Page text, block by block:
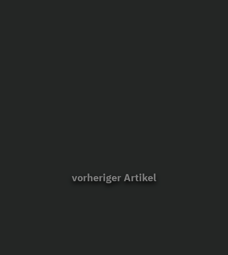
vorheriger Artikel